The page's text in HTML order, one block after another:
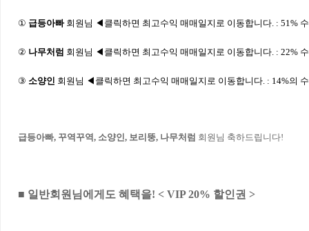
① 급등아빠회원님 ◀클릭하면 최고수익 매매일지로 이동합니다. : 51%
② 나무처럼 회원님 ◀클릭하면 최고수익 매매일지로 이동합니다. : 22%
③ 소양인 회원님 ◀클릭하면 최고수익 매매일지로 이동합니다. : 14%의
급등아빠, 꾸역꾸역, 소양인, 보리뚱, 나무처럼 회원님 축하드립니다!
■ 일반회원님에게도 혜택을! < VIP 20% 할인권 >